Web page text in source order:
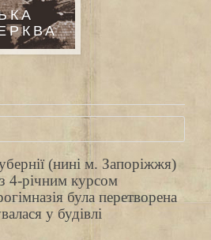
(нині м. Запоріжжя)
з 4-річним курсом
була перетворена
у будівлі